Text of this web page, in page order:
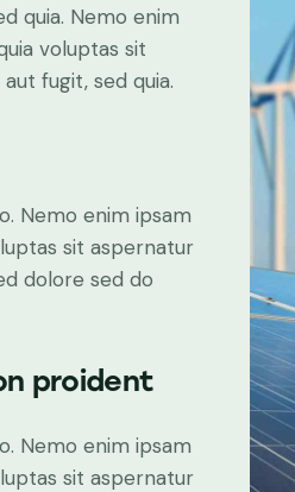
quia. Nemo enim
voluptas sit
fugit, sed quia.
Nemo enim ipsam
sit aspernatur
dolore sed do
proident
Nemo enim ipsam
sit aspernatur